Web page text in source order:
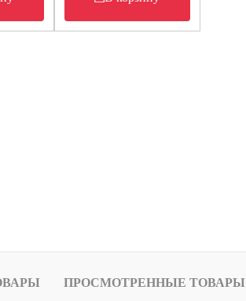
ПРОСМОТРЕННЫЕ ТОВАРЫ